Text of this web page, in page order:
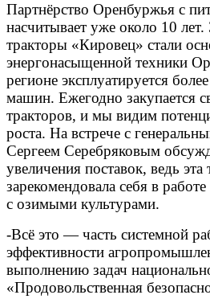
Партнёрство Оренбуржья с
насчитывает уже около 10 лет.
тракторы «Кировец» стали
энергонасыщенной техники
регионе эксплуатируется
машин. Ежегодно закупается
тракторов, и мы видим
роста. На встрече с
Сергеем Серебряковым
увеличения поставок, ведь эта
зарекомендовала себя в
с озимыми культурами.
-Всё это — часть системной
эффективности
выполнению задач
«Продовольственная